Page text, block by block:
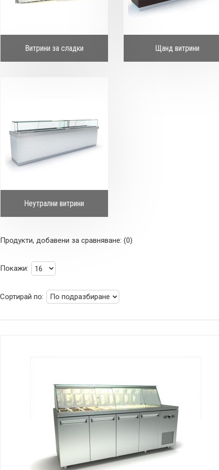
Витрини за сладки Щанд витрини
Неутрални витрини
Продукти, добавени за сравняване: (0)
Покажи:
Сортирай по: